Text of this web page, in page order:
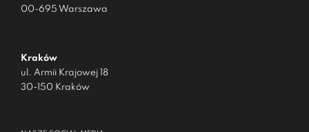
00-695 Warszawa
Kraków
ul. Armii Krajowej 18
30-150 Kraków